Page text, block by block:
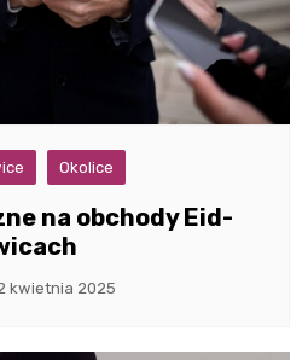
Okolice
na obchody Eid-
kwietnia 2025